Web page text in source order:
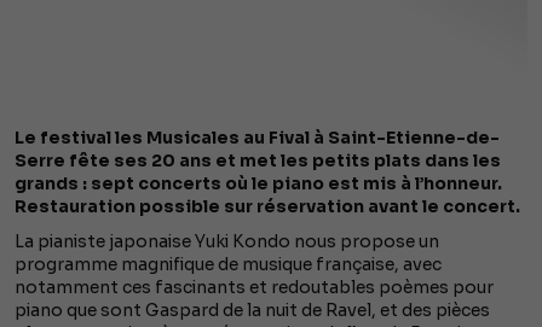
Le festival les Musicales au Fival à Saint-Etienne-de-
Serre fête ses 20 ans et met les petits plats dans les
grands : sept concerts où le piano est mis à l’honneur.
Restauration possible sur réservation avant le concert.
La pianiste japonaise Yuki Kondo nous propose un
programme magnifique de musique française, avec
notamment ces fascinants et redoutables poèmes pour
piano que sont Gaspard de la nuit de Ravel, et des pièces